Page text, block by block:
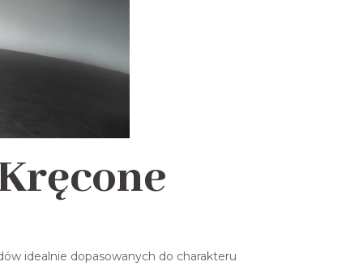
idealnie dopasowanych do charakteru